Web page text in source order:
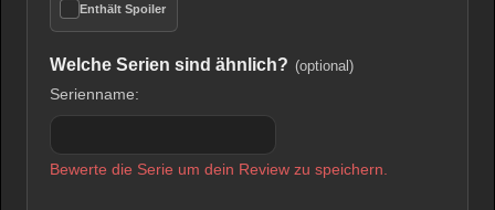
Enthält Spoiler
Welche Serien sind ähnlich? (optional)
Serienname:
Bewerte die Serie um dein Review zu speichern.